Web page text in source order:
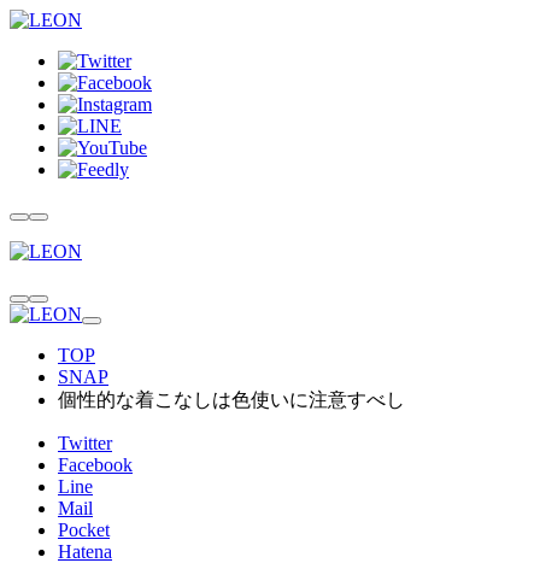
TOP
SNAP
個性的な着こなしは色使いに注意すべし
Twitter
Facebook
Line
Mail
Pocket
Hatena